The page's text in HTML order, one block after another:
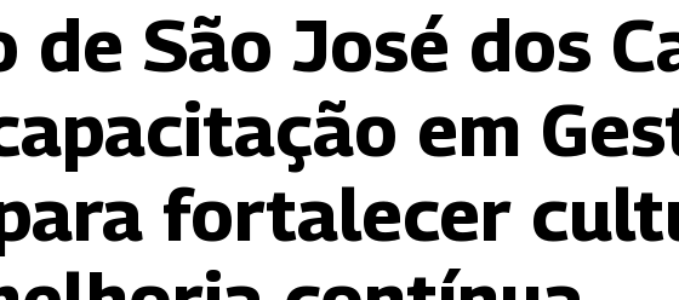
de São José dos
em
fortalecer